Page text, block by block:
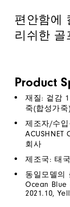
편안함에
리쉬한 골
Product
재질: 겉감
죽(합성가
제조자/수
회사
제조국: 태국
동일모델의
Ocean Blue
2021.10,